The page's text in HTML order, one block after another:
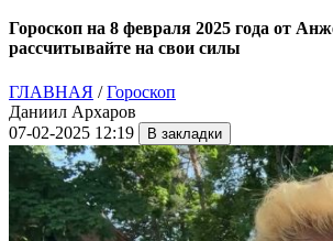
Гороскоп на 8 февраля 2025 года от
рассчитывайте на свои силы
ГЛАВНАЯ /Гороскоп
Даниил Архаров
07-02-2025 12:19